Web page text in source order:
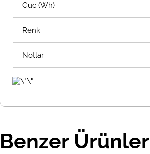
Güç (Wh)
Renk
Notlar
Benzer Ürünler